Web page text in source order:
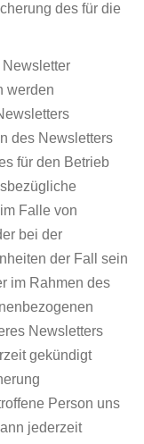
des für die
werden
des Newsletters
für den Betrieb
Falle von
bei der
der Fall sein
im Rahmen des
Newsletters
gekündigt
Person uns
jederzeit